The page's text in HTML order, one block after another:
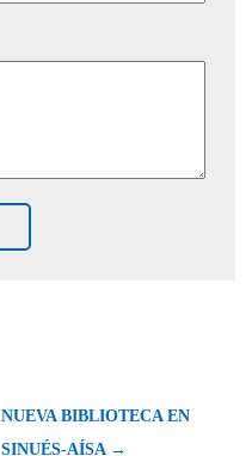
NUEVA BIBLIOTECA EN
SINUÉS-AÍSA →